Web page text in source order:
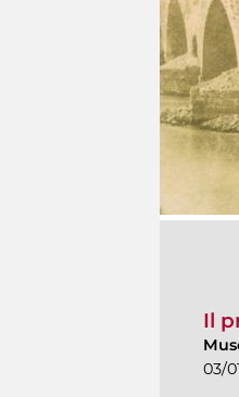
Il
03/